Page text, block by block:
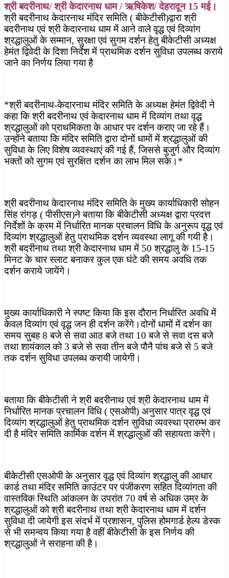
श्री बदरीनाथ/ श्री केदारनाथ धाम / ऋषिकेश/ देहरादून 15 मई।
श्री बदरीनाथ केदारनाथ मंदिर समिति ( बीकेटीसी)द्वारा श्री
बदरीनाथ एवं श्री केदारनाथ धाम में आने वाले वृद्ध एवं दिव्यांग
श्रद्धालुओं के सम्मान, सुरक्षा एवं सुगम दर्शन हेतु बीकेटीसी अध्यक्ष
हेमंत द्विवेदी के दिशा निर्देश में प्राथमिक दर्शन सुविधा उपलब्ध कराये
जाने का निर्णय लिया गया है
*श्री बदरीनाथ-केदारनाथ मंदिर समिति के अध्यक्ष हेमंत द्विवेदी ने
कहा कि श्री बदरीनाथ एवं केदारनाथ धाम में दिव्यांग तथा वृद्ध
श्रद्धालुओं को प्राथमिकता के आधार पर दर्शन कराए जा रहे हैं।
उन्होंने बताया कि मंदिर समिति द्वारा दोनों धामों में श्रद्धालुओं की
सुविधा के लिए विशेष व्यवस्थाएं की गई हैं, जिससे बुजुर्ग और दिव्यांग
भक्तों को सुगम एवं सुरक्षित दर्शन का लाभ मिल सके।*
श्री बदरीनाथ केदारनाथ मंदिर समिति के मुख्य कार्याधिकारी सोहन
सिंह रांगड़ ( पीसीएस)ने बताया कि बीकेटीसी अध्यक्ष द्वारा प्रदत्त
निर्देशों के क्रम में निर्धारित मानक प्रचालन विधि के अनुरूप वृद्ध एवं
दिव्यांग श्रद्धालुओं हेतु प्राथमिक दर्शन व्यवस्था लागू की गयी है।
श्री बदरीनाथ तथा श्री केदारनाथ धाम में 50 श्रद्धालु के 15-15
मिनट के चार स्लाट बनाकर कुल एक घंटे की समय अवधि तक
दर्शन कराये जायेंगे।
मुख्य कार्याधिकारी ने स्पष्ट किया कि इस दौरान निर्धारित अवधि में
केवल दिव्यांग एवं वृद्ध जन ही दर्शन करेंगे।दोनों धामों में दर्शन का
समय सुबह 8 बजे से सवा आठ बजे तथा 10 बजे से सवा दस बजे
तथा शायंकाल को 3 बजे से सवा तीन बजे पौनै पांच बजे से 5 बजे
तक दर्शन सुविधा उपलब्ध करायी जायेगी।
बताया कि बीकेटीसी ने श्री बदरीनाथ एवं श्री केदारनाथ धाम में
निर्धारित मानक प्रचालन विधि ( एसओपी) अनुसार पात्र वृद्ध एवं
दिव्यांग श्रद्धालुओं हेतु प्राथमिक दर्शन सुविधा व्यवस्था प्रारम्भ कर
दी है मंदिर समिति कार्मिक दर्शन में श्रद्धालुओं की सहायता करेंगे।
बीकेटीसी एसओपी के अनुसार वृद्ध एवं दिव्यांग श्रद्धालु की आधार
कार्ड तथा मंदिर समिति काउंटर पर पंजीकरण सहित दिव्यांगता की
वास्तविक स्थिति आंकलन के उपरांत 70 वर्ष से अधिक उम्र के
श्रद्धालुओं को श्री बदरीनाथ तथा श्री केदारनाथ धाम में दर्शन
सुविधा दी जायेगी इस संदर्भ में प्रशासन, पुलिस होमगार्ड हेल्प डेस्क
से भी समन्वय किया गया है वहीं बीकेटीसी के इस निर्णय की
श्रद्धालुओं ने सराहना की है।